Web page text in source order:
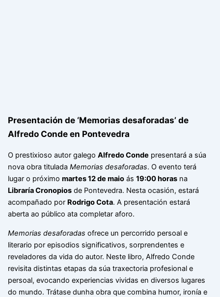
Presentación de ‘Memorias desaforadas’ de
Alfredo Conde en Pontevedra
O prestixioso autor galego Alfredo Conde presentará a súa
nova obra titulada Memorias desaforadas. O evento terá
lugar o próximo martes 12 de maioás 19:00 horasna
Libraría Cronopiosde Pontevedra. Nesta ocasión, estará
acompañado por Rodrigo Cota. A presentación estará
aberta ao público ata completar aforo.
Memorias desaforadas ofrece un percorrido persoal e
literario por episodios significativos, sorprendentes e
reveladores da vida do autor. Neste libro, Alfredo Conde
revisita distintas etapas da súa traxectoria profesional e
persoal, evocando experiencias vividas en diversos lugares
do mundo. Trátase dunha obra que combina humor, ironía e